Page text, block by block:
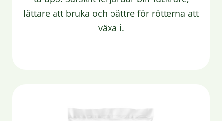
lättare att bruka och bättre för rötterna att
växa i.